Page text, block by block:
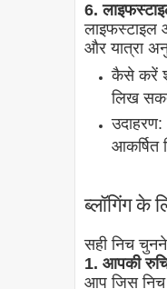
6.
लाइफस्टाइल
और यात्रा
कैसे करें
लिख
आकर्षित
ब्लॉगिंग के
सही निच
1. आपकी
आप जिस निच